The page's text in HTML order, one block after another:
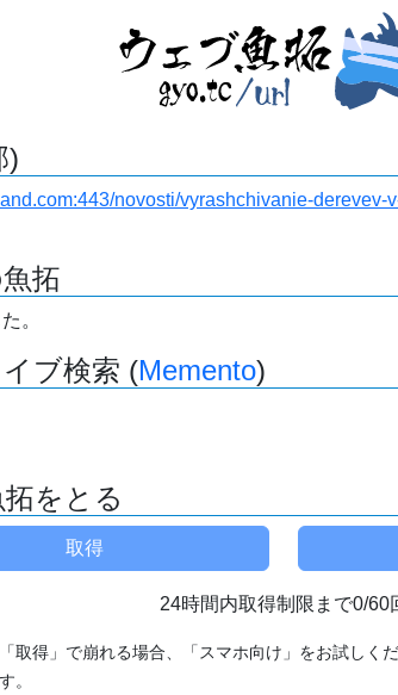
)
novosti/vyrashchivanie-
拓
。
ブ検索 (Memento)
をとる
24時間内取得制限まで0/60
取得」で崩れる場合、「スマホ向け」をお試しくだ
。